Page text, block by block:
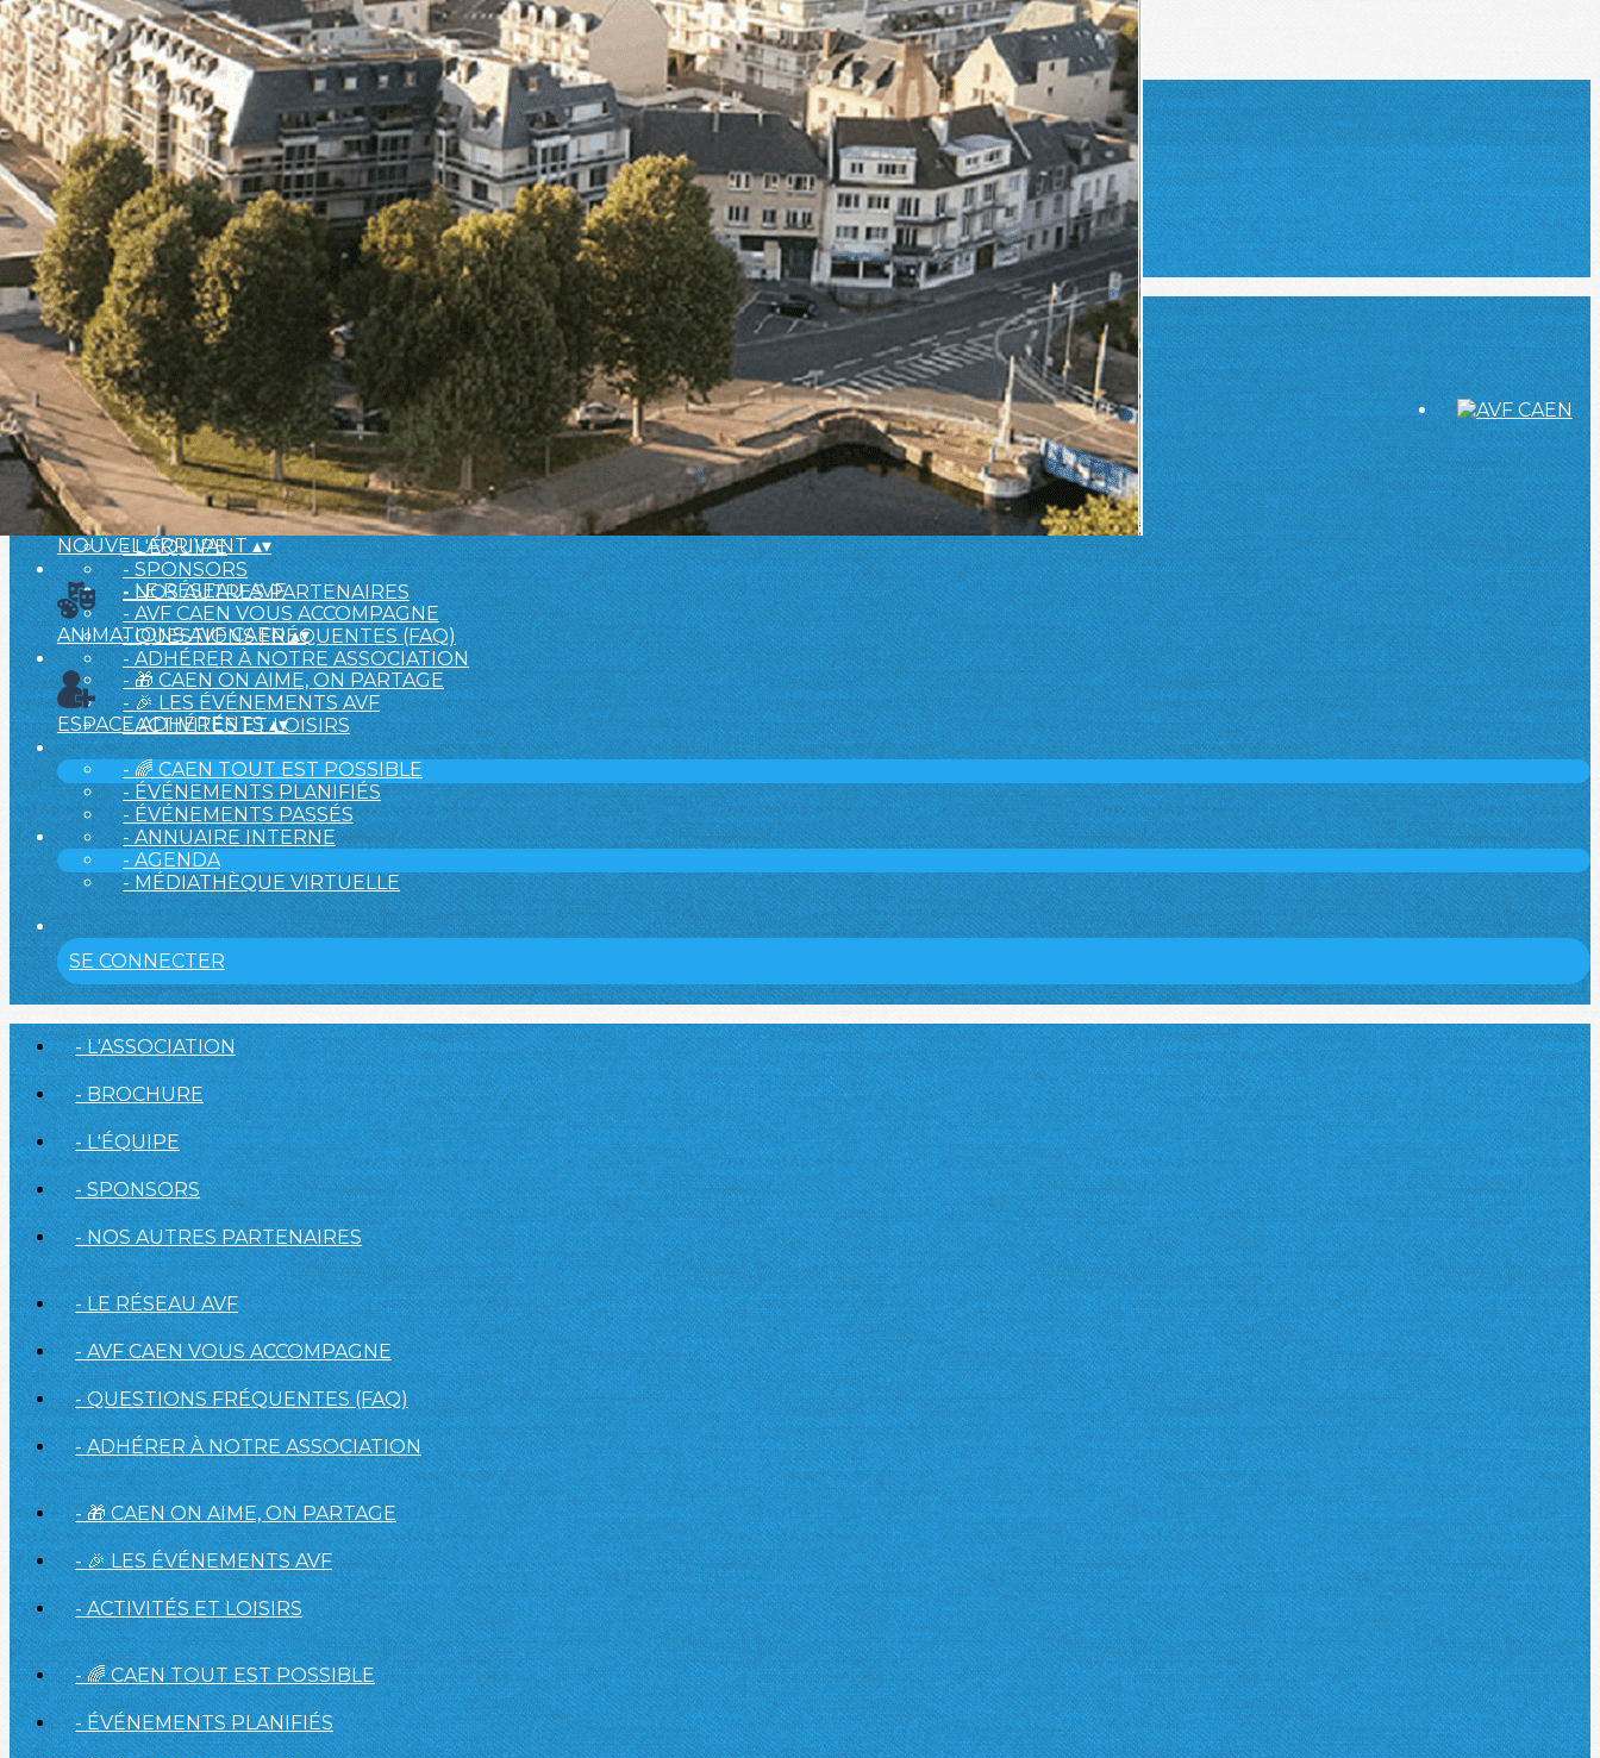
Exporter les lignes sélectionnées
Exporter toutes les colonnes
Exporter uniquement les colonnes affichées
Menu
<
>
- 🎁 Caen on aime, on partage
- 🎉 Les événements AVF
- Activités et Loisirs
Ajoutez un logo, un bouton, des réseaux sociaux
Cliquez pour éditer
L'ASSOCIATION▴▾
- L'ASSOCIATION
- BROCHURE
- L'ÉQUIPE
- SPONSORS
- NOS AUTRES PARTENAIRES
NOUVEL ARRIVANT▴▾
- LE RÉSEAU AVF
- AVF CAEN VOUS ACCOMPAGNE
- QUESTIONS FRÉQUENTES (FAQ)
- ADHÉRER À NOTRE ASSOCIATION
ANIMATIONS AVF CAEN▴▾
- 🎁 CAEN ON AIME, ON PARTAGE
- 🎉 LES ÉVÉNEMENTS AVF
- ACTIVITÉS ET LOISIRS
ESPACE ADHÉRENTS▴▾
- 🌈 CAEN TOUT EST POSSIBLE
- ÉVÉNEMENTS PLANIFIÉS
- ÉVÉNEMENTS PASSÉS
- ANNUAIRE INTERNE
- AGENDA
- MÉDIATHÈQUE VIRTUELLE
SE CONNECTER
- L'ASSOCIATION
- BROCHURE
- L'ÉQUIPE
- SPONSORS
- NOS AUTRES PARTENAIRES
- LE RÉSEAU AVF
- AVF CAEN VOUS ACCOMPAGNE
- QUESTIONS FRÉQUENTES (FAQ)
- ADHÉRER À NOTRE ASSOCIATION
- 🎁 CAEN ON AIME, ON PARTAGE
- 🎉 LES ÉVÉNEMENTS AVF
- ACTIVITÉS ET LOISIRS
- 🌈 CAEN TOUT EST POSSIBLE
- ÉVÉNEMENTS PLANIFIÉS